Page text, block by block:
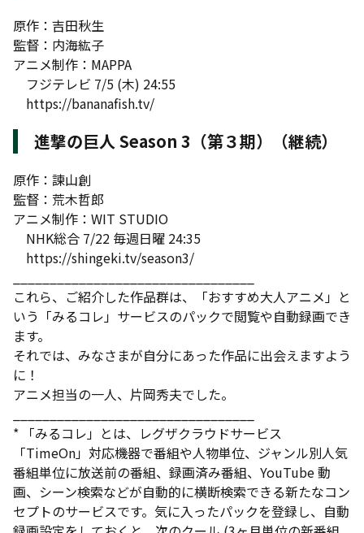
原作：吉田秋生
監督：内海紘子
アニメ制作：MAPPA
フジテレビ 7/5 (木) 24:55
https://bananafish.tv/
進撃の巨人 Season 3（第３期）（継続）
原作：諫山創
監督：荒木哲郎
アニメ制作：WIT STUDIO
NHK総合 7/22 毎週日曜 24:35
https://shingeki.tv/season3/
これら、ご紹介した作品群は、「おすすめ大人アニメ」と
いう「みるコレ」サービスのパックで閲覧や自動録画でき
ます。
それでは、みなさまが自分にあった作品に出会えますよう
に！
アニメ担当の一人、片岡秀夫でした。
* 「みるコレ」とは、レグザクラウドサービス
「TimeOn」対応機器で番組や人物単位、ジャンル別人気
番組単位に放送前の番組、録画済み番組、YouTube 動
画、シーン検索などが自動的に横断検索できる新たなコン
セプトのサービスです。気に入ったパックを登録し、自動